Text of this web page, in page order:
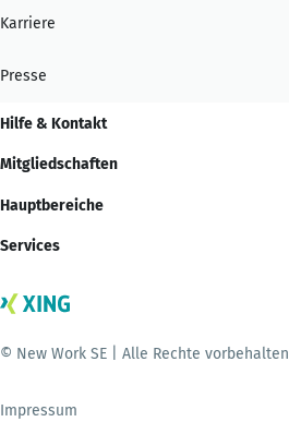
Karriere
Presse
Hilfe & Kontakt
Mitgliedschaften
Hauptbereiche
Services
© New Work SE | Alle Rechte vorbehalten
Impressum